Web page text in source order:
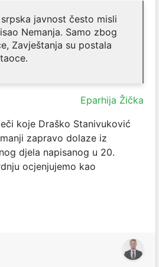
javnost često misli
Nemanja. Samo zbog
Zavještanja su postala
Eparhija Žička
koje Draško Stanivuković
zapravo dolaze iz
djela napisanog u 20.
ocjenjujemo kao